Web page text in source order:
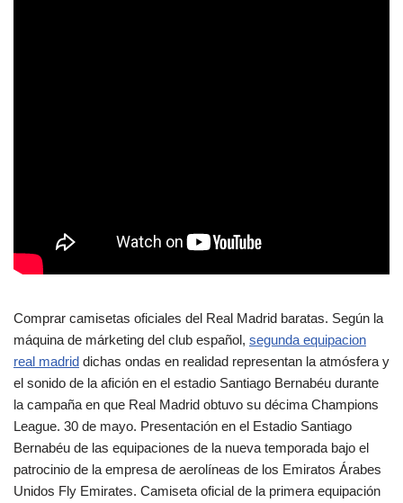
Comprar camisetas oficiales del Real Madrid baratas. Según la
máquina de márketing del club español, segunda equipacion
real madrid dichas ondas en realidad representan la atmósfera y
el sonido de la afición en el estadio Santiago Bernabéu durante
la campaña en que Real Madrid obtuvo su décima Champions
League. 30 de mayo. Presentación en el Estadio Santiago
Bernabéu de las equipaciones de la nueva temporada bajo el
patrocinio de la empresa de aerolíneas de los Emiratos Árabes
Unidos Fly Emirates. Camiseta oficial de la primera equipación